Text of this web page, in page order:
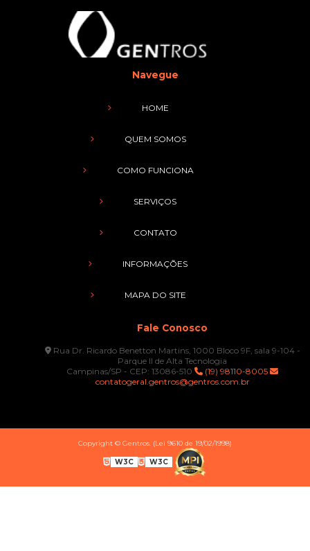
Navegue
HOME
QUEM SOMOS
COMO FUNCIONA
SERVIÇOS
CONTATO
INFORMAÇÕES
MAPA DO SITE
Fale Conosco
Rua Dr. Ricardo Benetton Martins, 1000 Bloco 9F, sala 9-104 -
Parque II de Alta Tecnologia
Campinas/SP - CEP: 13086-510
(19) 98110-8005
contatogeral.gentros@gentros.com.br
Copyright © Gentros. (Lei 9610 de 19/02/1998)
W3C W3C